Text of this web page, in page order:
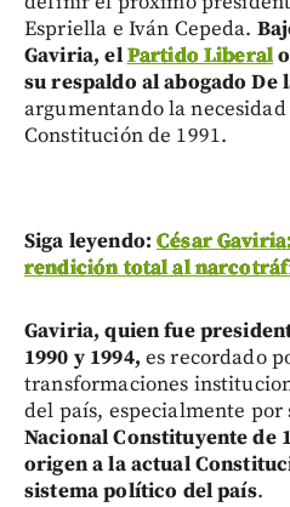
Espriella e Iván Cepeda.
Gaviria, elPartido Liberal
su respaldo al abogado De
argumentando la
Constitución de 1991.
Siga leyendo:César
rendición total al
Gaviria, quien fue
1990 y 1994, es recordado
transformaciones
del país, especialmente
Nacional Constituyente de
origen a la actual
sistema político del país.